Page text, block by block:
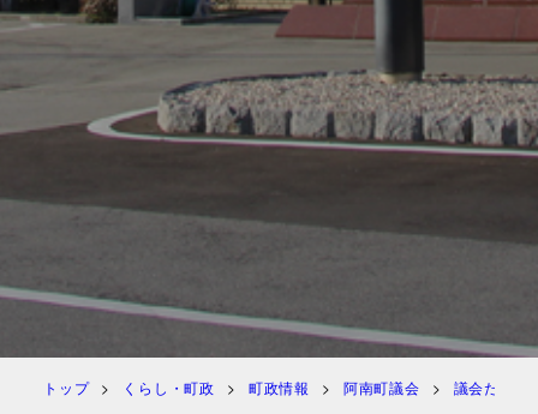
トップ くらし・町政 町政情報 阿南町議会 議会だより